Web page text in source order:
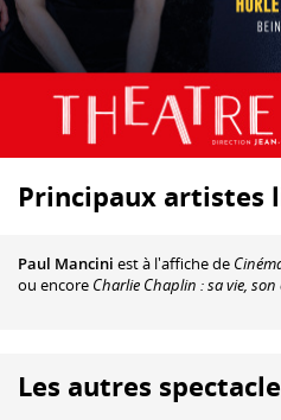
Principaux artistes
Paul Mancini est à l'affiche de
ou encore Charlie Chaplin : sa vie,
Les autres